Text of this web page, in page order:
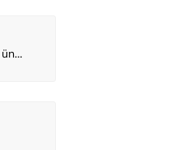
Ahbap’a bağışları kayıp ünlüler var